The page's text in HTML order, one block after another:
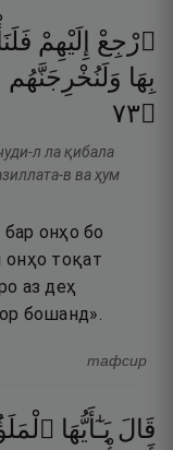
ٱرْجِعْ إِلَيْهِمْ
بِهَا وَلَنُخْرِجَنَّهُم
۝٣٧
л ла қибала
в ва ҳум
онҳо бо
тоқат
аз деҳ
бошанд».
тафсир
قَالَ يَـٰٓأَيُّهَا